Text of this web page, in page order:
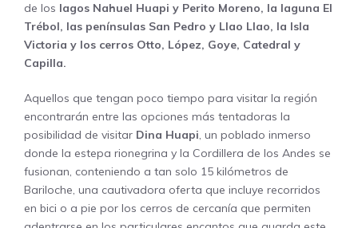
de los lagos Nahuel Huapi y Perito Moreno, la laguna El
Trébol, las penínsulas San Pedro y Llao Llao, la Isla
Victoria y los cerros Otto, López, Goye, Catedral y
Capilla.
Aquellos que tengan poco tiempo para visitar la región
encontrarán entre las opciones más tentadoras la
posibilidad de visitar Dina Huapi, un poblado inmerso
donde la estepa rionegrina y la Cordillera de los Andes se
fusionan, conteniendo a tan solo 15 kilómetros de
Bariloche, una cautivadora oferta que incluye recorridos
en bici o a pie por los cerros de cercanía que permiten